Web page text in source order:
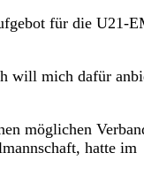
für die U21-
will mich dafür
möglichen
hatte im